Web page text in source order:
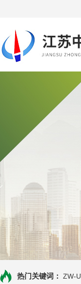
热门关键词： ZW-